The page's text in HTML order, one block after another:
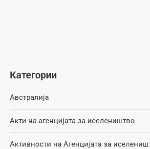
Категории
Австралија
Акти на агенцијата за иселеништво
Активности на Агенцијата за